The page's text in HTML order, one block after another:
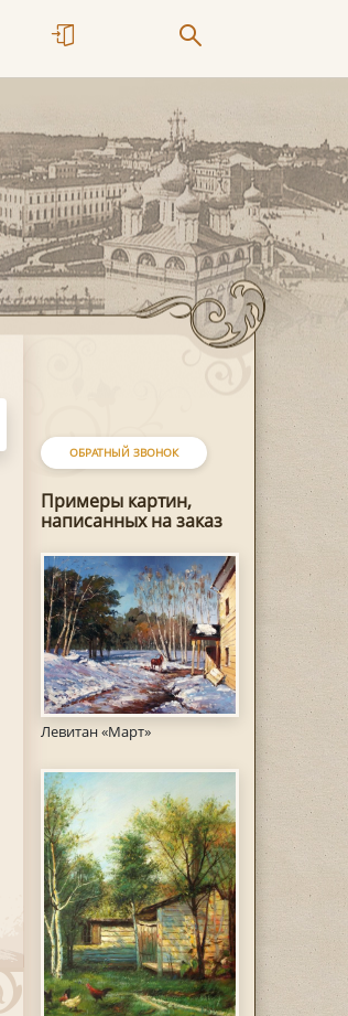
ОБРАТНЫЙ ЗВОНОК
Примеры картин,
написанных на заказ
Левитан «Март»